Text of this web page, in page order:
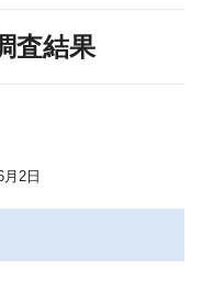
査結果
2日